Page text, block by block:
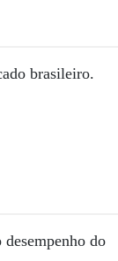
brasileiro.
do